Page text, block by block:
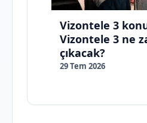
Vizontele 3
Vizontele 3 ne
çıkacak?
29 Tem 2026